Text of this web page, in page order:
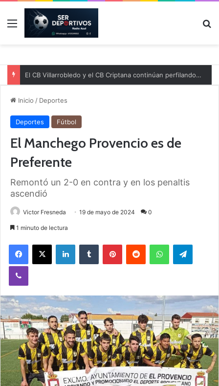
Menú
El CB Villarrobledo y el CB Criptana continúan perfilando sus plantillas
Inicio / Deportes
Deportes Fútbol
El Manchego Provencio es de
Preferente
Remontó un 2-0 en contra y en los penaltis
ascendió
Victor Fresneda 19 de mayo de 2024 0
1 minuto de lectura